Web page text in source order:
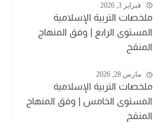
فبراير 3, 2026
ملخصات التربية الإسلامية
المستوى الرابع | وفق المنهاج
المنقح
مارس 28, 2026
ملخصات التربية الإسلامية
المستوى الخامس | وفق المنهاج
المنقح